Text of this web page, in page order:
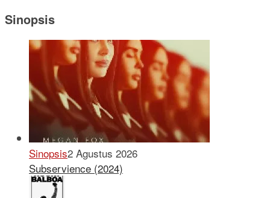
Sinopsis
Sinopsis2 Agustus 2026
Subservience (2024)